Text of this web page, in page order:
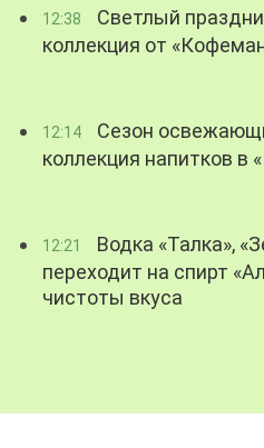
12:38
Светлый
коллекция от
12:14
Сезон
коллекция напитков в
12:21
Водка «Талка»,
переходит на спирт
чистоты вкуса